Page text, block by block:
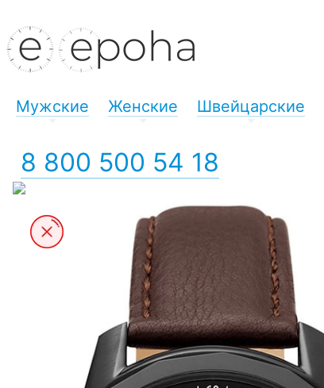
Мужские Женские Швейцарские
8 800 500 54 18